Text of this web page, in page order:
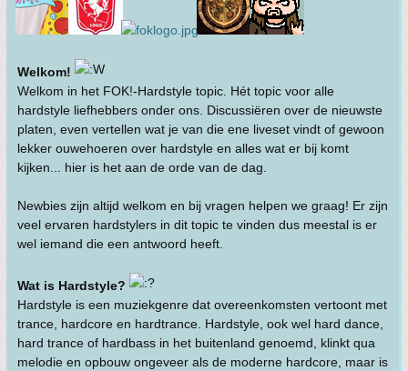
Welkom!
Welkom in het FOK!-Hardstyle topic. Hét topic voor alle
hardstyle liefhebbers onder ons. Discussiëren over de nieuwste
platen, even vertellen wat je van die ene liveset vindt of gewoon
lekker ouwehoeren over hardstyle en alles wat er bij komt
kijken... hier is het aan de orde van de dag.
Newbies zijn altijd welkom en bij vragen helpen we graag! Er zijn
veel ervaren hardstylers in dit topic te vinden dus meestal is er
wel iemand die een antwoord heeft.
Wat is Hardstyle?
Hardstyle is een muziekgenre dat overeenkomsten vertoont met
trance, hardcore en hardtrance. Hardstyle, ook wel hard dance,
hard trance of hardbass in het buitenland genoemd, klinkt qua
melodie en opbouw ongeveer als de moderne hardcore, maar is